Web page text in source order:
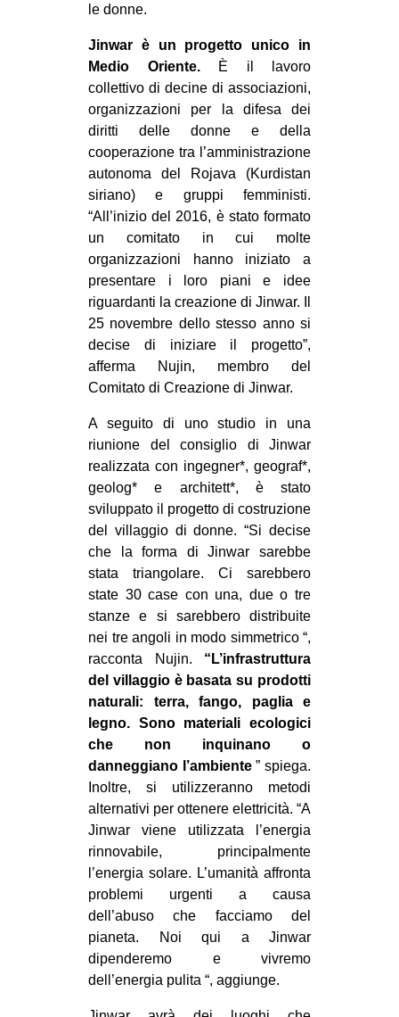
AFRICA
AMERICHE
ESTREMO ORIENTE
EUROPA
MEDIO ORIENTE
MONDO
EVENTI
in
Fb
tw
ms
SEARCH
le donne.
Jinwar è un progetto unico in
Medio Oriente.È il lavoro
collettivo di decine di associazioni,
organizzazioni per la difesa dei
diritti delle donne e della
cooperazione tra l’amministrazione
autonoma del Rojava (Kurdistan
siriano) e gruppi femministi.
“All’inizio del 2016, è stato formato
un comitato in cui molte
organizzazioni hanno iniziato a
presentare i loro piani e idee
riguardanti la creazione di Jinwar. Il
25 novembre dello stesso anno si
decise di iniziare il progetto”,
afferma Nujin, membro del
Comitato di Creazione di Jinwar.
A seguito di uno studio in una
riunione del consiglio di Jinwar
realizzata con ingegner*, geograf*,
geolog* e architett*, è stato
sviluppato il progetto di costruzione
del villaggio di donne. “Si decise
che la forma di Jinwar sarebbe
stata triangolare. Ci sarebbero
state 30 case con una, due o tre
stanze e si sarebbero distribuite
nei tre angoli in modo simmetrico “,
racconta Nujin. “L’infrastruttura
del villaggio è basata su prodotti
naturali: terra, fango, paglia e
legno. Sono materiali ecologici
che non inquinano o
danneggiano l’ambiente” spiega.
Inoltre, si utilizzeranno metodi
alternativi per ottenere elettricità. “A
Jinwar viene utilizzata l’energia
rinnovabile, principalmente
l’energia solare. L’umanità affronta
problemi urgenti a causa
dell’abuso che facciamo del
pianeta. Noi qui a Jinwar
dipenderemo e vivremo
dell’energia pulita “, aggiunge.